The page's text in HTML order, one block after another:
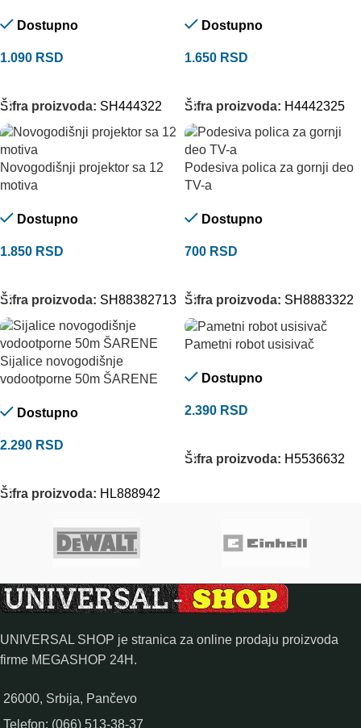
Dostupno
1.090 RSD
Šifra proizvoda: SH444322
Dostupno
1.650 RSD
Šifra proizvoda: H4442325
Novogodišnji projektor sa 12
motiva
Dostupno
1.850 RSD
Šifra proizvoda: SH88382713
Podesiva polica za gornji deo
TV-a
Dostupno
700 RSD
Šifra proizvoda: SH8883322
Sijalice novogodišnje
vodootporne 50m ŠARENE
Dostupno
2.290 RSD
Šifra proizvoda: HL888942
Pametni robot usisivač
Dostupno
2.390 RSD
Šifra proizvoda: H5536632
UNIVERSAL SHOP je stranica za online prodaju proizvoda
firme MEGASHOP 24H.
26000, Srbija, Pančevo
Telefon: (066) 513-38-37